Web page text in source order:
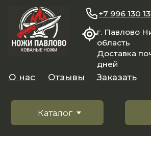
область
Доставка почтой и Сдэк от 3
Поиск
Каталог
Заказать
+7 996 130 131 1